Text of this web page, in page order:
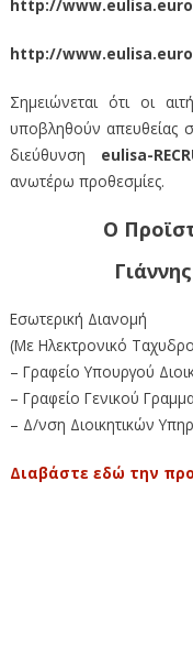
http://
http://
Σημειώνεται ότι οι
υποβληθούν απευθείας
διεύθυνση eulisa-
ανωτέρω προθεσμίες.
Ο
Εσωτερική Διανομή
(Με Ηλεκτρονικό
– Γραφείο Υπουργού
– Γραφείο Γενικού
– Δ/νση Διοικητικών
Διαβάστε εδώ την